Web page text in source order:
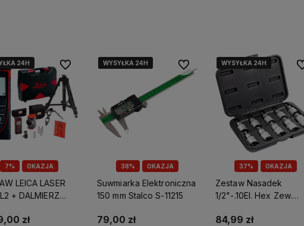
7% OKAZJA
24H
LEICA LASER
+ DALMIERZ
zł
Do ulubionych
38% OKAZJA
WYSYŁKA 24H
WYSYŁKA 24H
WYSYŁKA 24H
Suwmiarka Elektroniczna
150 mm Stalco S-11215
79,00 zł
Do ulubionych
37% OKAZJA
WYSYŁKA 24H
WYSYŁKA 24H
WYSYŁKA 24H
Zestaw Nasadek
1/2"-.10El. Hex Zew.
84,99 zł